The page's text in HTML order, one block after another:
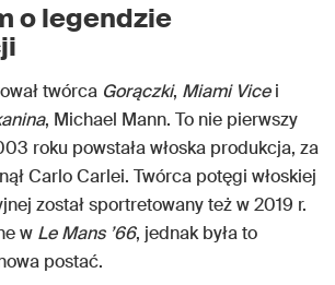
o legendzie
twórca Gorączki, Miami Vicei
, Michael Mann. To nie pierwszy
roku powstała włoska produkcja, za
Carlo Carlei. Twórca potęgi włoskiej
został sportretowany też w 2019 r.
w Le Mans ’66, jednak była to
postać.